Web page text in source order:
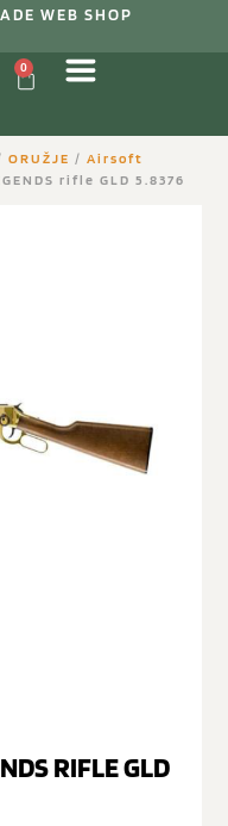
WEB SHOP
0
ORUŽJE / Airsoft
rifle GLD 5.8376
RIFLE GLD